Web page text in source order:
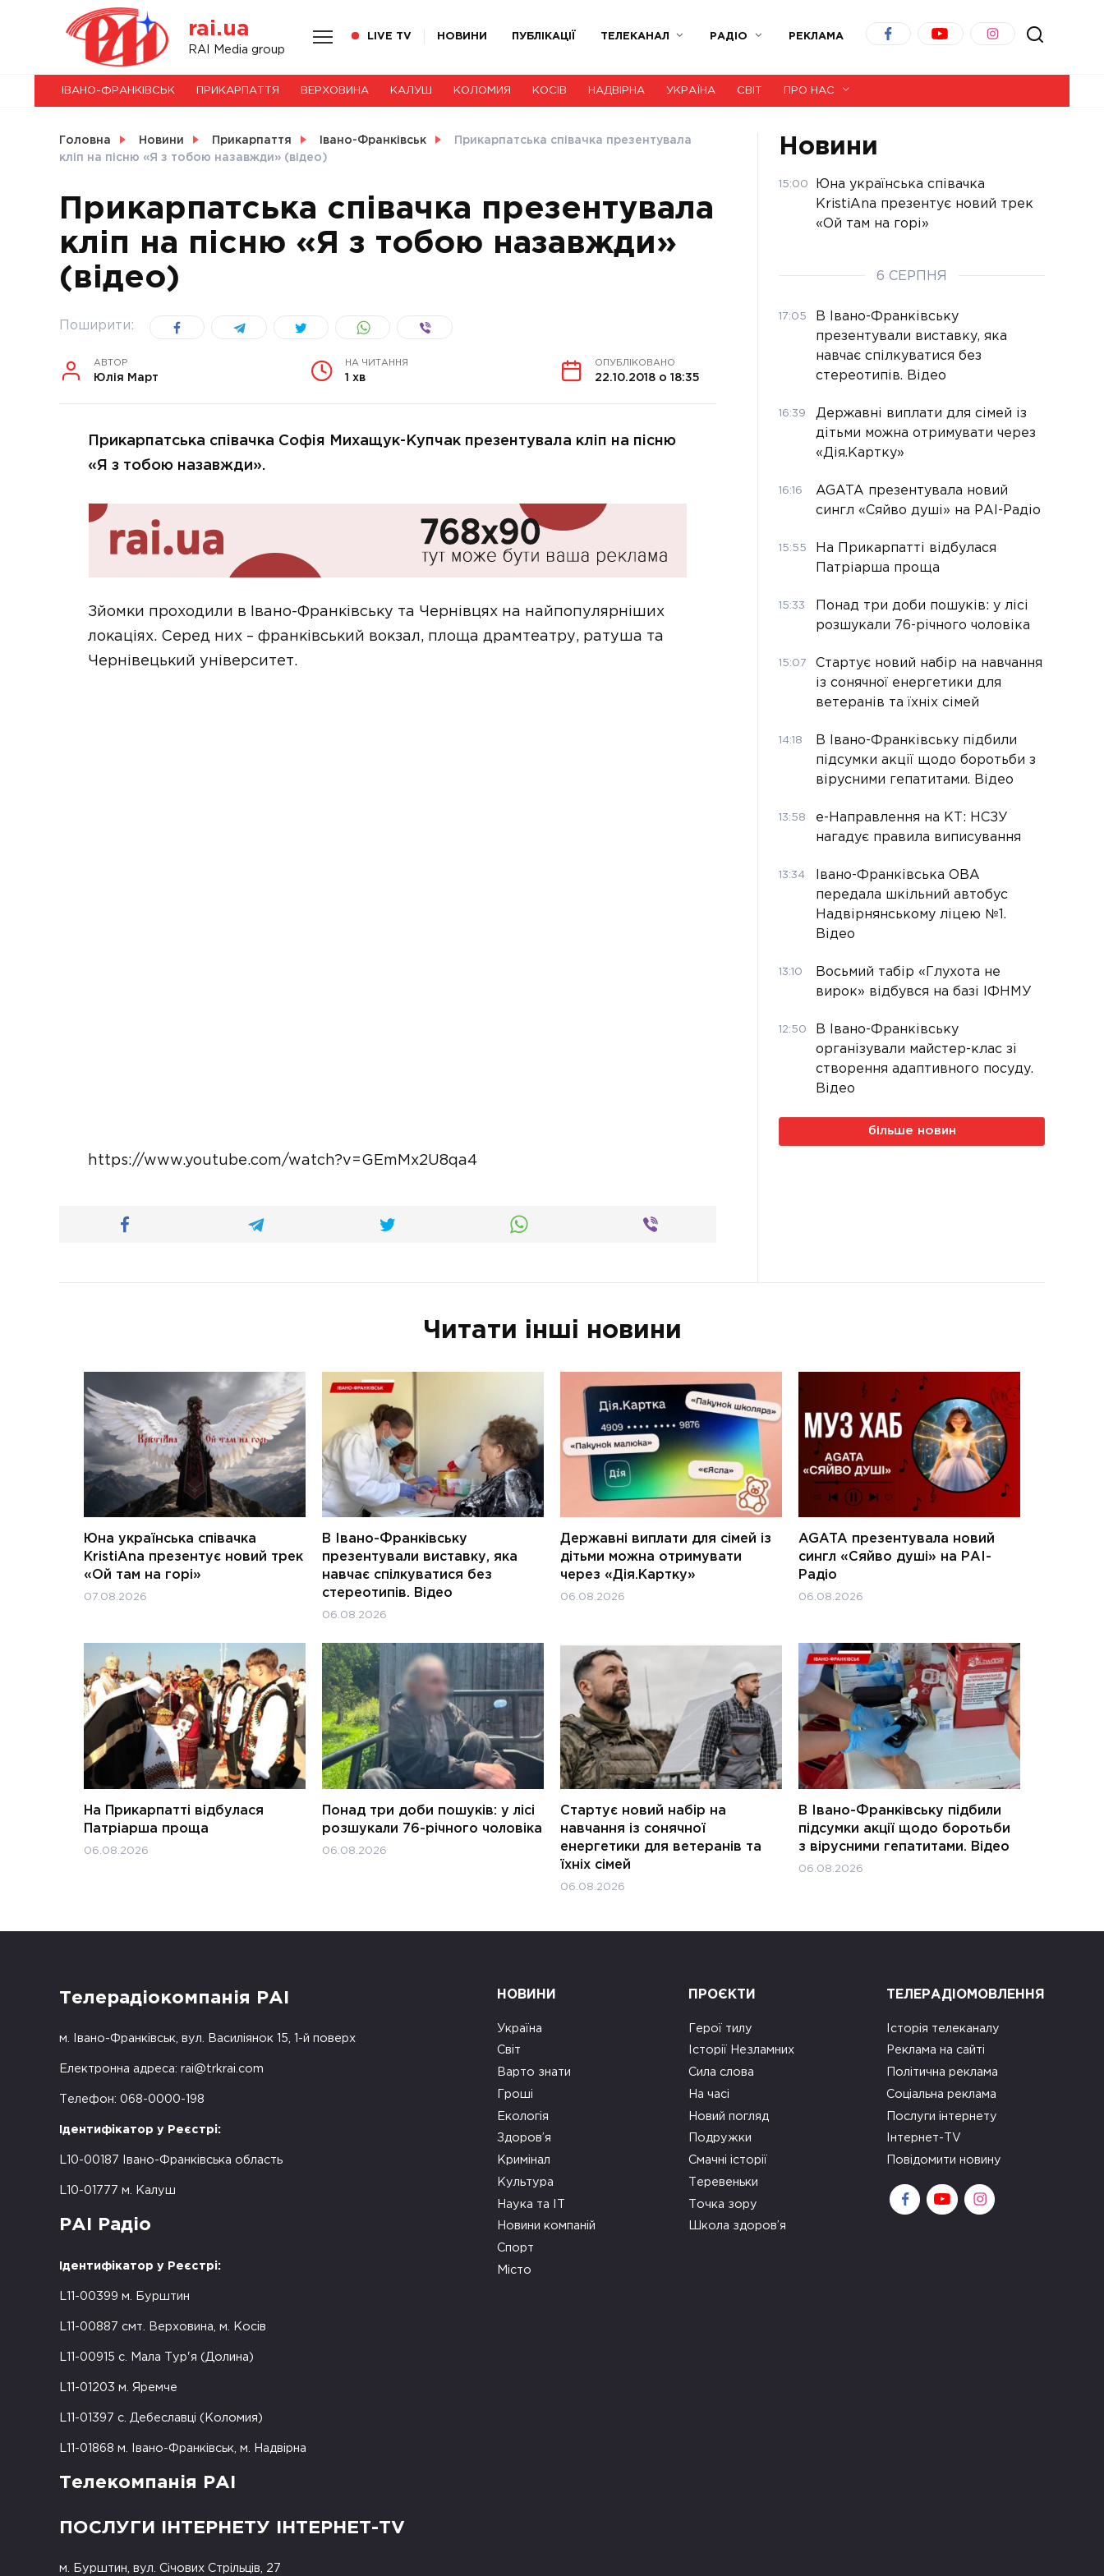
rai.ua
RAI Media group
LIVE TV НОВИНИ ПУБЛІКАЦІЇ ТЕЛЕКАНАЛ РАДІО РЕКЛАМА
НОВИНИ
СВІТ
УКРАЇНА
ІВАНО-ФРАНКІВСЬК ПРИКАРПАТТЯ ВЕРХОВИНА КАЛУШ КОЛОМИЯ КОСІВ НАДВІРНА УКРАЇНА СВІТ ПРО НАС
Головна Новини Прикарпаття Івано-Франківськ
Прикарпатська співачка презентувала
кліп на пісню «Я з тобою назавжди» (відео)
Прикарпатська співачка презентувала
кліп на пісню «Я з тобою назавжди»
(відео)
Поширити:
АВТОР
Юлія Март
НА ЧИТАННЯ
1 хв
ОПУБЛІКОВАНО
22.10.2018 о 18:35
Прикарпатська співачка Софія Михащук-Купчак презентувала кліп на пісню
«Я з тобою назавжди».
Зйомки проходили в Івано-Франківську та Чернівцях на найпопулярніших
локаціях. Серед них – франківський вокзал, площа драмтеатру, ратуша та
Чернівецький університет.
https://www.youtube.com/watch?v=GEmMx2U8qa4
Новини
15:00
Юна українська співачка
KristiAna презентує новий трек
«Ой там на горі»
6 СЕРПНЯ
17:05
В Івано-Франківську
презентували виставку, яка
навчає спілкуватися без
стереотипів. Відео
16:39
Державні виплати для сімей із
дітьми можна отримувати через
«Дія.Картку»
16:16
AGATA презентувала новий
сингл «Сяйво душі» на РАІ-Радіо
15:55
На Прикарпатті відбулася
Патріарша проща
15:33
Понад три доби пошуків: у лісі
розшукали 76-річного чоловіка
15:07
Стартує новий набір на навчання
із сонячної енергетики для
ветеранів та їхніх сімей
14:18
В Івано-Франківську підбили
підсумки акції щодо боротьби з
вірусними гепатитами. Відео
13:58
е-Направлення на КТ: НСЗУ
нагадує правила виписування
13:34
Івано-Франківська ОВА
передала шкільний автобус
Надвірнянському ліцею №1.
Відео
13:10
Восьмий табір «Глухота не
вирок» відбувся на базі ІФНМУ
12:50
В Івано-Франківську
організували майстер-клас зі
створення адаптивного посуду.
Відео
більше новин
Читати інші новини
Юна українська співачка
KristiAna презентує новий трек
«Ой там на горі»
07.08.2026
В Івано-Франківську
презентували виставку, яка
навчає спілкуватися без
стереотипів. Відео
06.08.2026
Державні виплати для сімей із
дітьми можна отримувати
через «Дія.Картку»
06.08.2026
AGATA презентувала новий
сингл «Сяйво душі» на РАІ-
Радіо
06.08.2026
На Прикарпатті відбулася
Патріарша проща
06.08.2026
Понад три доби пошуків: у лісі
розшукали 76-річного чоловіка
06.08.2026
Стартує новий набір на
навчання із сонячної
енергетики для ветеранів та
їхніх сімей
06.08.2026
В Івано-Франківську підбили
підсумки акції щодо боротьби
з вірусними гепатитами. Відео
06.08.2026
Телерадіокомпанія РАІ
м. Івано-Франківськ, вул. Василіянок 15, 1-й поверх
Електронна адреса: rai@trkrai.com
Телефон: 068-0000-198
Ідентифікатор у Реєстрі:
L10-00187 Івано-Франківська область
L10-01777 м. Калуш
РАІ Радіо
Ідентифікатор у Реєстрі:
L11-00399 м. Бурштин
L11-00887 смт. Верховина, м. Косів
L11-00915 с. Мала Тур'я (Долина)
L11-01203 м. Яремче
L11-01397 с. Дебеславці (Коломия)
L11-01868 м. Івано-Франківськ, м. Надвірна
Телекомпанія РАІ
ПОСЛУГИ ІНТЕРНЕТУ ІНТЕРНЕТ-TV
м. Бурштин, вул. Січових Стрільців, 27
НОВИНИ
Україна
Світ
Варто знати
Гроші
Екологія
Здоров’я
Кримінал
Культура
Наука та ІТ
Новини компаній
Спорт
Місто
ПРОЄКТИ
Герої тилу
Історії Незламних
Сила слова
На часі
Новий погляд
Подружки
Смачні історії
Теревеньки
Точка зору
Школа здоров’я
ТЕЛЕРАДІОМОВЛЕННЯ
Історія телеканалу
Реклама на сайті
Політична реклама
Соціальна реклама
Послуги інтернету
Інтернет-TV
Повідомити новину